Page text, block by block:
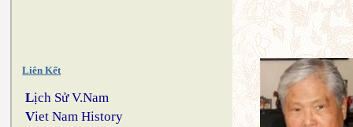
Liên Kết
Lịch Sử V.Nam
Viet Nam History